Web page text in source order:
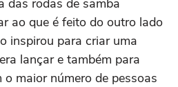
ao que é feito do outro lado
inspirou para criar uma
lançar e também para
maior número de pessoas